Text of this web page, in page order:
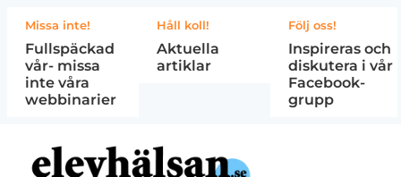
Missa inte!
Fullspäckad
vår- missa
inte våra
webbinarier
Håll koll!
Aktuella
artiklar
Följ oss!
Inspireras och
diskutera i vår
Facebook-
grupp